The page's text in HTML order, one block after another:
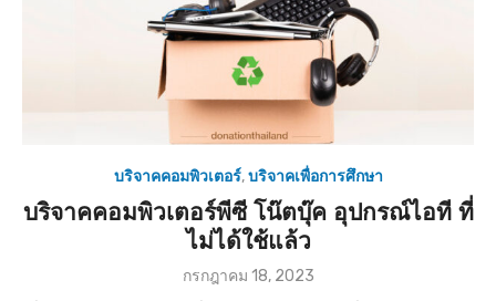
บริจาคคอมพิวเตอร์,บริจาคเพื่อการศึกษา
บริจาคคอมพิวเตอร์พีซี โน๊ตบุ๊ค อุปกรณ์ไอที ที่
ไม่ได้ใช้แล้ว
P
กรกฎาคม 18, 2023